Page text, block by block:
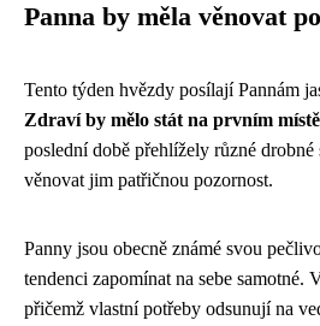
Panna by měla věnovat
Tento týden hvězdy posílají Pannám
Zdraví by mělo stát na prvním místě
poslední době přehlížely různé
věnovat jim patřičnou pozornost.
Panny jsou obecně známé svou
tendenci zapomínat na sebe
přičemž vlastní potřeby odsunují na